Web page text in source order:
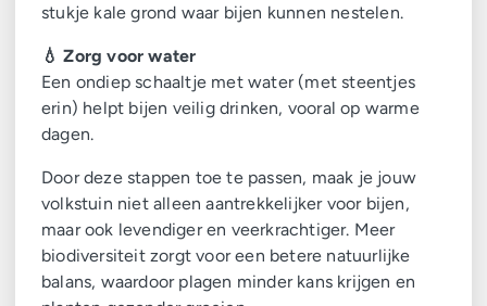
stukje kale grond waar bijen kunnen nestelen.
💧 Zorg voor water
Een ondiep schaaltje met water (met steentjes
erin) helpt bijen veilig drinken, vooral op warme
dagen.
Door deze stappen toe te passen, maak je jouw
volkstuin niet alleen aantrekkelijker voor bijen,
maar ook levendiger en veerkrachtiger. Meer
biodiversiteit zorgt voor een betere natuurlijke
balans, waardoor plagen minder kans krijgen en